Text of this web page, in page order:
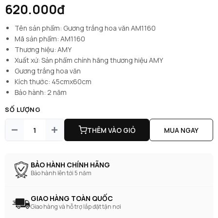
620.000đ
Tên sản phẩm: Gương trắng hoa văn AM1160
Mã sản phẩm: AM1160
Thương hiệu: AMY
Xuất xứ: Sản phẩm chính hãng thương hiệu AMY
Gương trắng hoa văn
Kích thước: 45cmx60cm
Bảo hành: 2 năm
SỐ LƯỢNG
THÊM VÀO GIỎ MUA NGAY
BẢO HÀNH CHÍNH HÃNG
Bảo hành lên tới 5 năm
GIAO HÀNG TOÀN QUỐC
Giao hàng và hỗ trợ lắp đặt tận nơi